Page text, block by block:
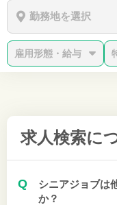
勤務地を選択
雇用形態・給与
求人検索に
Q
シニアジョブは
か？